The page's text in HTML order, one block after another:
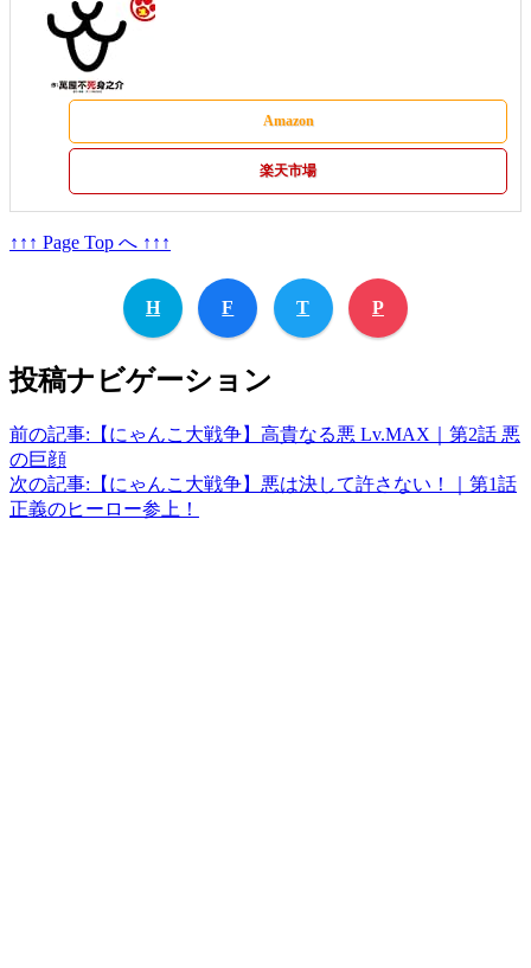
Amazon
楽天市場
↑↑↑ Page Top へ ↑↑↑
H F T P
投稿ナビゲーション
前の記事: 【にゃんこ大戦争】高貴なる悪 Lv.MAX｜第2話 悪
の巨顔
次の記事: 【にゃんこ大戦争】悪は決して許さない！｜第1話
正義のヒーロー参上！